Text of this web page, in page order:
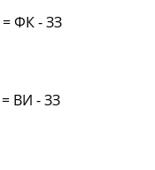
= ФК - ЗЗ
= ВИ - ЗЗ